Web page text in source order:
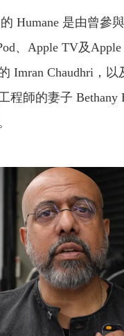
Humane 是由曾參與
、Apple TV及
Imran Chaudhri，以
程師的妻子 Bethany